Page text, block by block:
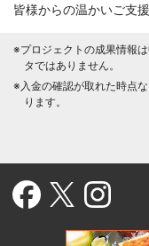
皆様からの温かいご支
※プロジェクトの成果情報
タではありません。
※入金の確認が取れた時点
ります。